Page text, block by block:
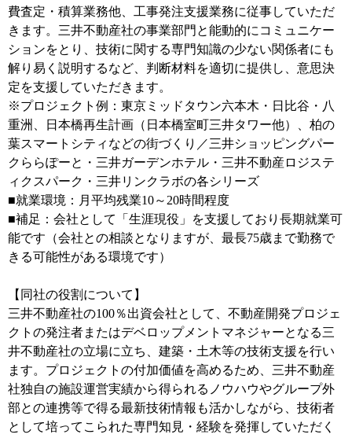
費査定・積算業務他、工事発注支援業務に従事していただ
きます。三井不動産社の事業部門と能動的にコミュニケー
ションをとり、技術に関する専門知識の少ない関係者にも
解り易く説明するなど、判断材料を適切に提供し、意思決
定を支援していただきます。
※プロジェクト例：東京ミッドタウン六本木・日比谷・八
重洲、日本橋再生計画（日本橋室町三井タワー他）、柏の
葉スマートシティなどの街づくり／三井ショッピングパー
クららぽーと・三井ガーデンホテル・三井不動産ロジステ
ィクスパーク・三井リンクラボの各シリーズ
■就業環境：月平均残業10～20時間程度
■補足：会社として「生涯現役」を支援しており長期就業可
能です（会社との相談となりますが、最長75歳まで勤務で
きる可能性がある環境です）
【同社の役割について】
三井不動産社の100％出資会社として、不動産開発プロジェ
クトの発注者またはデベロップメントマネジャーとなる三
井不動産社の立場に立ち、建築・土木等の技術支援を行い
ます。プロジェクトの付加価値を高めるため、三井不動産
社独自の施設運営実績から得られるノウハウやグループ外
部との連携等で得る最新技術情報も活かしながら、技術者
として培ってこられた専門知見・経験を発揮していただく